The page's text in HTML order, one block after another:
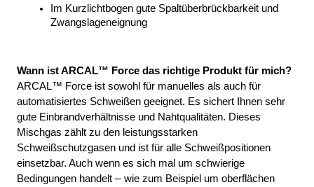
Im Kurzlichtbogen gute Spaltüberbrückbarkeit und
Zwangslageneignung
Wann ist ARCAL™ Force das richtige Produkt für mich?
ARCAL™ Force ist sowohl für manuelles als auch für
automatisiertes Schweißen geeignet. Es sichert Ihnen sehr
gute Einbrandverhältnisse und Nahtqualitäten. Dieses
Mischgas zählt zu den leistungsstarken
Schweißschutzgasen und ist für alle Schweißpositionen
einsetzbar. Auch wenn es sich mal um schwierige
Bedingungen handelt – wie zum Beispiel um oberflächen